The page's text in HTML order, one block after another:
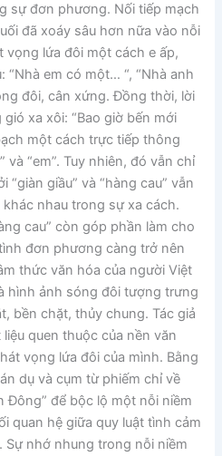
sự đơn phương. Nối tiếp mạch
đã xoáy sâu hơn nữa vào nỗi
vọng lứa đôi một cách e ấp,
“Nhà em có một… “, “Nhà anh
đôi, cân xứng. Đồng thời, lời
xa xôi: “Bao giờ bến mới
một cách trực tiếp thông
và “em”. Tuy nhiên, đó vẫn chỉ
“giàn giầu” và “hàng cau” vẫn
nhau trong sự xa cách.
cau” còn góp phần làm cho
đơn phương càng trở nên
thức văn hóa của người Việt
hình ảnh sóng đôi tượng trưng
bền chặt, thủy chung. Tác giả
quen thuộc của nền văn
vọng lứa đôi của mình. Bằng
dụ và cụm từ phiếm chỉ về
Đông” để bộc lộ một nỗi niềm
quan hệ giữa quy luật tình cảm
Sự nhớ nhung trong nỗi niềm